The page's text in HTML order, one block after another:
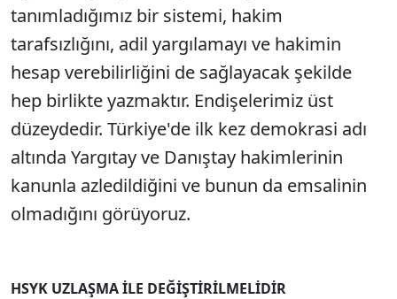
tanımladığımız bir sistemi, hakim
tarafsızlığını, adil yargılamayı ve hakimin
hesap verebilirliğini de sağlayacak şekilde
hep birlikte yazmaktır. Endişelerimiz üst
düzeydedir. Türkiye'de ilk kez demokrasi adı
altında Yargıtay ve Danıştay hakimlerinin
kanunla azledildiğini ve bunun da emsalinin
olmadığını görüyoruz.
HSYK UZLAŞMA İLE DEĞİŞTİRİLMELİDİR